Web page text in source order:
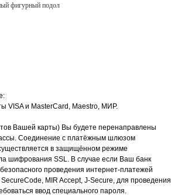
фигурный подол
VISA и MasterCard, Maestro, МИР.
Вашей карты) Вы будете перенаправлены
Соединение с платёжным шлюзом
в защищённом режиме
шифрования SSL. В случае если Ваш банк
проведения интернет-платежей
MIR Accept, J-Secure, для проведения
ввод специального пароля.